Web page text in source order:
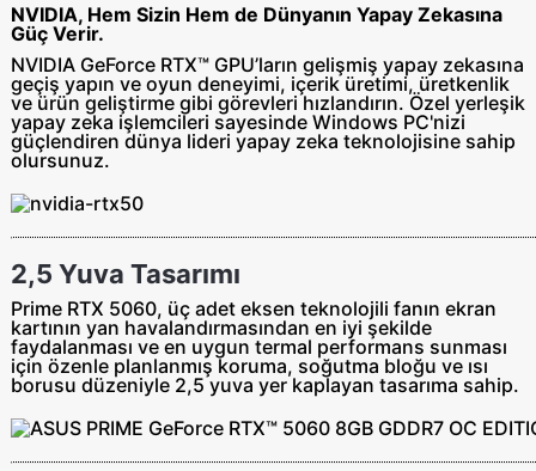
NVIDIA, Hem Sizin Hem de Dünyanın Yapay Zekasına
Güç Verir.
NVIDIA GeForce RTX™ GPU’ların gelişmiş yapay zekasına
geçiş yapın ve oyun deneyimi, içerik üretimi, üretkenlik
ve ürün geliştirme gibi görevleri hızlandırın. Özel yerleşik
yapay zeka işlemcileri sayesinde Windows PC'nizi
güçlendiren dünya lideri yapay zeka teknolojisine sahip
olursunuz.
2,5 Yuva Tasarımı
Prime RTX 5060, üç adet eksen teknolojili fanın ekran
kartının yan havalandırmasından en iyi şekilde
faydalanması ve en uygun termal performans sunması
için özenle planlanmış koruma, soğutma bloğu ve ısı
borusu düzeniyle 2,5 yuva yer kaplayan tasarıma sahip.